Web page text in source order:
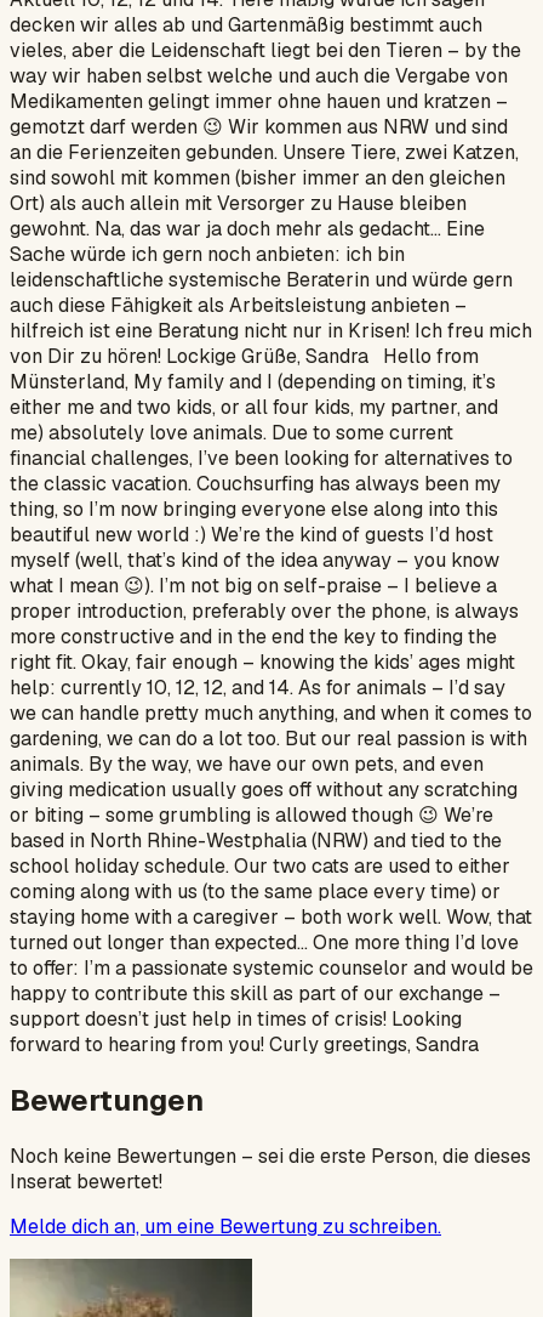
decken wir alles ab und Gartenmäßig bestimmt auch
vieles, aber die Leidenschaft liegt bei den Tieren – by the
way wir haben selbst welche und auch die Vergabe von
Medikamenten gelingt immer ohne hauen und kratzen –
gemotzt darf werden 😉 Wir kommen aus NRW und sind
an die Ferienzeiten gebunden. Unsere Tiere, zwei Katzen,
sind sowohl mit kommen (bisher immer an den gleichen
Ort) als auch allein mit Versorger zu Hause bleiben
gewohnt. Na, das war ja doch mehr als gedacht… Eine
Sache würde ich gern noch anbieten: ich bin
leidenschaftliche systemische Beraterin und würde gern
auch diese Fähigkeit als Arbeitsleistung anbieten –
hilfreich ist eine Beratung nicht nur in Krisen! Ich freu mich
von Dir zu hören! Lockige Grüße, Sandra Hello from
Münsterland, My family and I (depending on timing, it’s
either me and two kids, or all four kids, my partner, and
me) absolutely love animals. Due to some current
financial challenges, I’ve been looking for alternatives to
the classic vacation. Couchsurfing has always been my
thing, so I’m now bringing everyone else along into this
beautiful new world :) We’re the kind of guests I’d host
myself (well, that’s kind of the idea anyway – you know
what I mean 😉). I’m not big on self-praise – I believe a
proper introduction, preferably over the phone, is always
more constructive and in the end the key to finding the
right fit. Okay, fair enough – knowing the kids’ ages might
help: currently 10, 12, 12, and 14. As for animals – I’d say
we can handle pretty much anything, and when it comes to
gardening, we can do a lot too. But our real passion is with
animals. By the way, we have our own pets, and even
giving medication usually goes off without any scratching
or biting – some grumbling is allowed though 😉 We’re
based in North Rhine-Westphalia (NRW) and tied to the
school holiday schedule. Our two cats are used to either
coming along with us (to the same place every time) or
staying home with a caregiver – both work well. Wow, that
turned out longer than expected… One more thing I’d love
to offer: I’m a passionate systemic counselor and would be
happy to contribute this skill as part of our exchange –
support doesn’t just help in times of crisis! Looking
forward to hearing from you! Curly greetings, Sandra
Bewertungen
Noch keine Bewertungen – sei die erste Person, die dieses
Inserat bewertet!
Melde dich an, um eine Bewertung zu schreiben.